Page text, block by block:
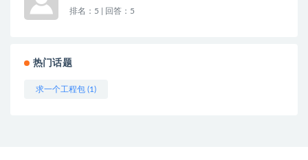
排名：5 | 回答：5
热门话题
求一个工程包 (1)